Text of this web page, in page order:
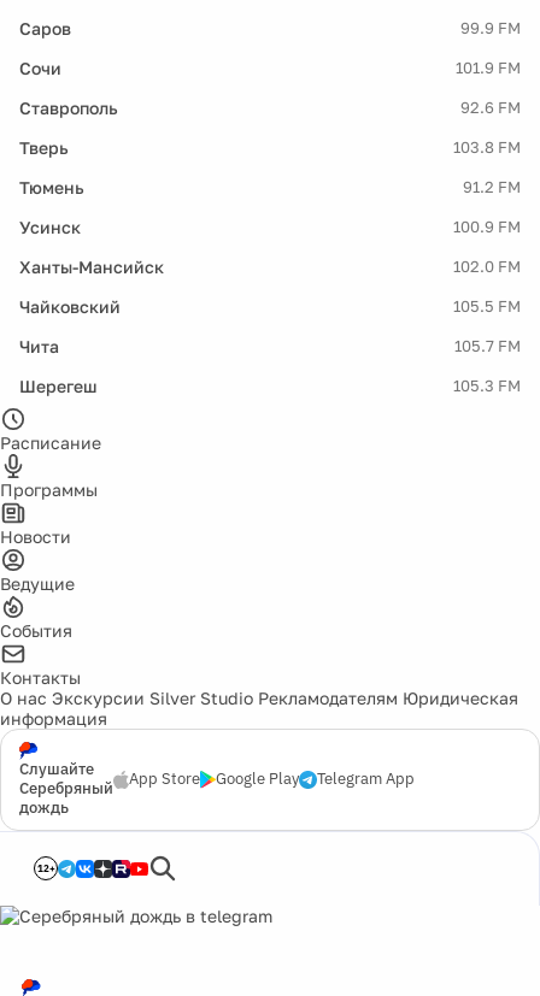
Саров 99.9 FM
Сочи 101.9 FM
Ставрополь 92.6 FM
Тверь 103.8 FM
Тюмень 91.2 FM
Усинск 100.9 FM
Ханты-Мансийск 102.0 FM
Чайковский 105.5 FM
Чита 105.7 FM
Шерегеш 105.3 FM
Расписание
Программы
Новости
Ведущие
События
Контакты
О нас Экскурсии Silver Studio Рекламодателям Юридическая
информация
Слушайте
Серебряный
дождь
App Store Google Play Telegram App
12+